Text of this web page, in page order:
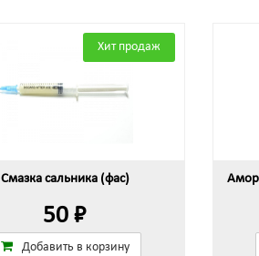
Хит продаж
Смазка сальника (фас)
50 ₽
Добавить в корзину